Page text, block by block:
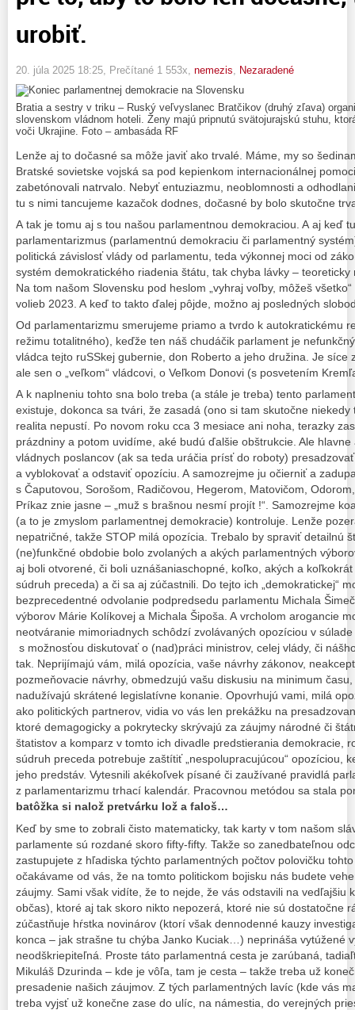
urobiť.
20. júla 2025 18:25 , Prečítané 1 553x, nemezis Nezaradené
Bratia a sestry v triku – Ruský veľvyslanec Bratčikov (druhý zľava)
slovenskom vládnom hoteli. Ženy majú pripnutú svätojurajskú stuhu,
voči Ukrajine. Foto – ambasáda RF
Lenže aj to dočasné sa môže javiť ako trvalé. Máme, my so
Bratské sovietske vojská sa pod kepienkom internacionálnej
zabetónovali natrvalo. Nebyť entuziazmu, neoblomnosti a
tu s nimi tancujeme kazačok dodnes, dočasné by bolo skutočne
A tak je tomu aj s tou našou parlamentnou demokraciou. A aj keď
parlamentarizmus (parlamentnú demokraciu či parlamentný
politická závislosť vlády od parlamentu, teda výkonnej moci od
systém demokratického riadenia štátu, tak chyba lávky –
Na tom našom Slovensku pod heslom „vyhraj voľby, môžeš
volieb 2023. A keď to takto ďalej pôjde, možno aj posledných
Od parlamentarizmu smerujeme priamo a tvrdo k autokratickému
režimu totalitného), keďže ten náš chudáčik parlament je
vládca tejto ruSSkej gubernie, don Roberto a jeho družina. Je síce
ale sen o „veľkom“ vládcovi, o Veľkom Donovi (s posvetením
A k naplneniu tohto sna bolo treba (a stále je treba) tento
existuje, dokonca sa tvári, že zasadá (ono si tam skutočne
realita nepustí. Po novom roku cca 3 mesiace ani noha, terazky
prázdniny a potom uvidíme, aké budú ďalšie obštrukcie. Ale
vládnych poslancov (ak sa teda uráčia prísť do roboty)
a vyblokovať a odstaviť opozíciu. A samozrejme ju očierniť a
s Čaputovou, Sorošom, Radičovou, Hegerom, Matovičom,
Príkaz znie jasne – „muž s brašnou nesmí projít !“. Samozrejme
(a to je zmyslom parlamentnej demokracie) kontroluje. Lenže
nepatričné, takže STOP milá opozícia. Trebalo by spraviť detailnú
(ne)funkčné obdobie bolo zvolaných a akých parlamentných
aj boli otvorené, či boli uznášaniaschopné, koľko, akých a
súdruh preceda) a či sa aj zúčastnili. Do tejto ich „demokratickej“
bezprecedentné odvolanie podpredsedu parlamentu Michala
výborov Márie Kolíkovej a Michala Šipoša. A vrcholom arogancie
neotváranie mimoriadnych schôdzí zvolávaných opozíciou v
s možnosťou diskutovať o (nad)práci ministrov, celej vlády, či
tak. Neprijímajú vám, milá opozícia, vaše návrhy zákonov,
pozmeňovacie návrhy, obmedzujú vašu diskusiu na minimum
nadužívajú skrátené legislatívne konanie. Opovrhujú vami, milá
ako politických partnerov, vidia vo vás len prekážku na
ktoré demagogicky a pokrytecky skrývajú za záujmy národné či
štatistov a komparz v tomto ich divadle predstierania demokracie,
súdruh preceda potrebuje zaštítiť „nespolupracujúcou“ opozíciou,
jeho predstáv. Vytesnili akékoľvek písané či zaužívané pravidlá
z parlamentarizmu trhací kalendár. Pracovnou metódou sa stala
batôžka si nalož pretvárku lož a faloš…
Keď by sme to zobrali čisto matematicky, tak karty v tom našom
parlamente sú rozdané skoro fifty-fifty. Takže so zanedbateľnou
zastupujete z hľadiska týchto parlamentných počtov polovičku
očakávame od vás, že na tomto politickom bojisku nás budete
záujmy. Sami však vidíte, že to nejde, že vás odstavili na vedľajšiu
občas), ktoré aj tak skoro nikto nepozerá, ktoré nie sú dostatočne
zúčastňuje hŕstka novinárov (ktorí však dennodenné kauzy
konca – jak strašne tu chýba Janko Kuciak…) neprináša vytúžené
neodškriepiteľná. Proste táto parlamentná cesta je zarúbaná,
Mikuláš Dzurinda – kde je vôľa, tam je cesta – takže treba už
presadenie našich záujmov. Z tých parlamentných lavíc (kde vás
treba vyjsť už konečne zase do ulíc, na námestia, do verejných